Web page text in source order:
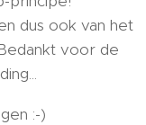
dus ook van het
voor de
:-)